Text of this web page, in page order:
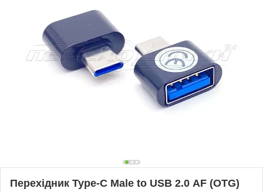
Перехідник Type-C Male to USB 2.0 АF (OTG)